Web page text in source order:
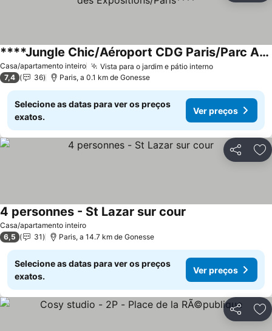
Casa/apartamento inteiro Vista para o jardim e pátio interno
****Jungle Chic/Aéroport CDG Paris/Parc Asterix/Parc des Expositions/Paris****
7,4 36 Paris, a 0.1 km de Gonesse
Selecione as datas para ver os preços
exatos.
Ver preços
Partilhar
Casa/apartamento inteiro
4 personnes - St Lazar sur cour
6,5 31 Paris, a 14.7 km de Gonesse
Selecione as datas para ver os preços
exatos.
Ver preços
Partilhar